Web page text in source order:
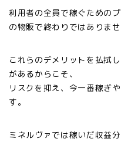
利用者の全員で稼ぐための
の物販で終わりではありませ
これらのデメリットを払拭
があるからこそ、
リスクを抑え、今一番稼ぎ
す。
ミネルヴァでは稼いだ収益